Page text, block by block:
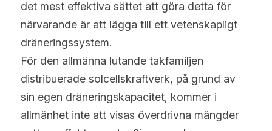
det mest effektiva sättet att göra detta för
närvarande är att lägga till ett vetenskapligt
dräneringssystem.
För den allmänna lutande takfamiljen
distribuerade solcellskraftverk, på grund av
sin egen dräneringskapacitet, kommer i
allmänhet inte att visas överdrivna mängder